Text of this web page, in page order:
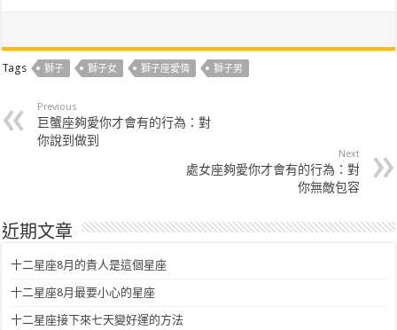
Tags 獅子 獅子女 獅子座愛情 獅子男
Previous
巨蟹座夠愛你才會有的行為：對
你說到做到
Next
處女座夠愛你才會有的行為：對
你無敵包容
近期文章
十二星座8月的貴人是這個星座
十二星座8月最要小心的星座
十二星座接下來七天變好運的方法